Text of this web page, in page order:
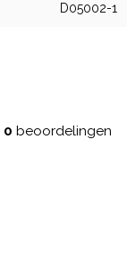
D05002-1
0 beoordelingen